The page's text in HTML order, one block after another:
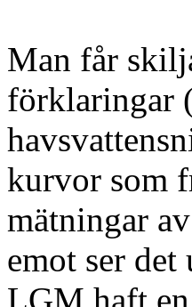
Man får
förklaringar
kurvor som
mätningar
emot ser